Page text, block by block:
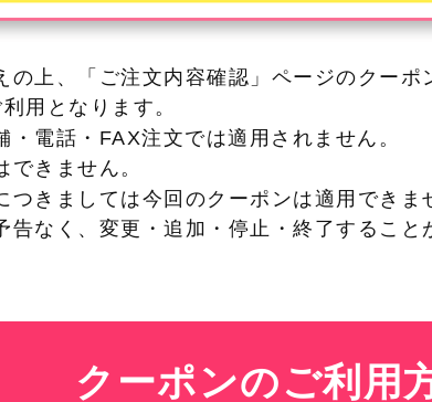
上、「ご注文内容確認」ページのクーポ
用となります。
電話・FAX注文では適用されません。
きません。
きましては今回のクーポンは適用できま
なく、変更・追加・停止・終了すること
クーポンのご利用